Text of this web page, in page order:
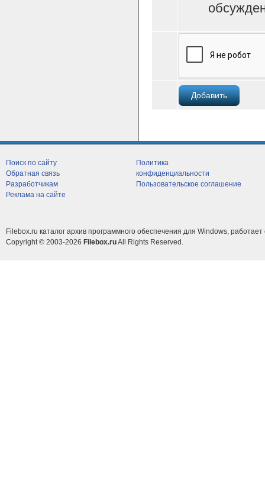
Поиск по сайту
Обратная связь
Разработчикам
Реклама на сайте
Политика
конфиденциальности
Пользовательское соглашение
Filebox.ru каталог архив программного обеспечения для Windows, работает
Copyright © 2003-2026 Filebox.ruAll Rights Reserved.